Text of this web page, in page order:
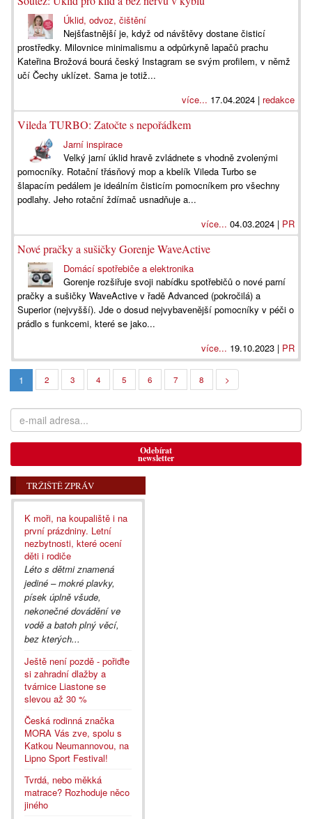
Úklid, odvoz, čištění
Nejšťastnější je, když od návštěvy dostane čisticí
prostředky. Milovnice minimalismu a odpůrkyně lapačů prachu
Kateřina Brožová bourá český Instagram se svým profilem, v němž
učí Čechy uklízet. Sama je totiž...
více... 17.04.2024 | redakce
Vileda TURBO: Zatočte s nepořádkem
Jarní inspirace
Velký jarní úklid hravě zvládnete s vhodně zvolenými
pomocníky. Rotační třásňový mop a kbelík Vileda Turbo se
šlapacím pedálem je ideálním čisticím pomocníkem pro všechny
podlahy. Jeho rotační ždímač usnadňuje a...
více... 04.03.2024 | PR
Nové pračky a sušičky Gorenje WaveActive
Domácí spotřebiče a elektronika
Gorenje rozšiřuje svoji nabídku spotřebičů o nové parní
pračky a sušičky WaveActive v řadě Advanced (pokročilá) a
Superior (nejvyšší). Jde o dosud nejvybavenější pomocníky v péči o
prádlo s funkcemi, které se jako...
více... 19.10.2023 | PR
1 2 3 4 5 6 7 8 >
Odebírat
newsletter
TRŽIŠTĚ ZPRÁV
K moři, na koupaliště i na
první prázdniny. Letní
nezbytnosti, které ocení
děti i rodiče
Léto s dětmi znamená
jediné – mokré plavky,
písek úplně všude,
nekonečné dovádění ve
vodě a batoh plný věcí,
bez kterých...
Ještě není pozdě - pořiďte
si zahradní dlažby a
tvárnice Liastone se
slevou až 30 %
Česká rodinná značka
MORA Vás zve, spolu s
Katkou Neumannovou, na
Lipno Sport Festival!
Tvrdá, nebo měkká
matrace? Rozhoduje něco
jiného